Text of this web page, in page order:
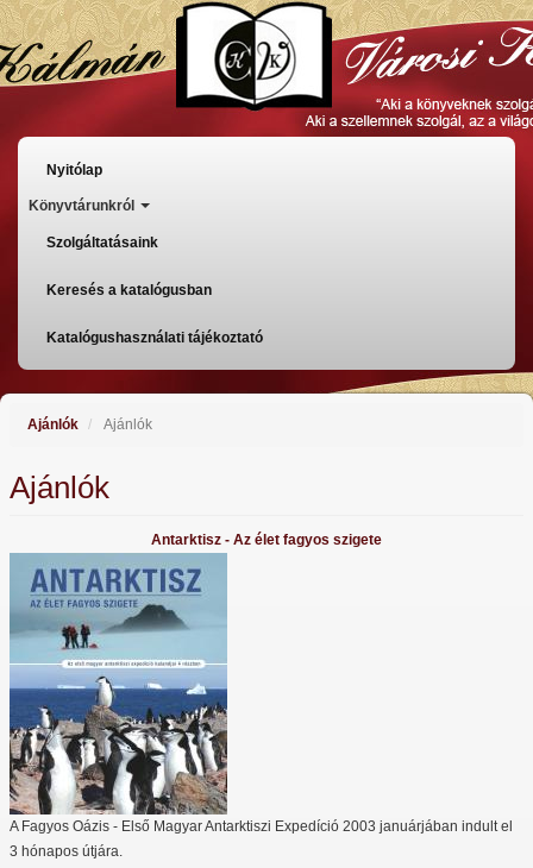
Ugrás
a
tartalomra
Főmenü
Nyitólap
Könyvtárunkról
Szolgáltatásaink
Keresés a katalógusban
Katalógushasználati tájékoztató
Ajánlók Ajánlók
Ajánlók
Antarktisz - Az élet fagyos szigete
A Fagyos Oázis - Első Magyar Antarktiszi Expedíció 2003 januárjában indult el
3 hónapos útjára.